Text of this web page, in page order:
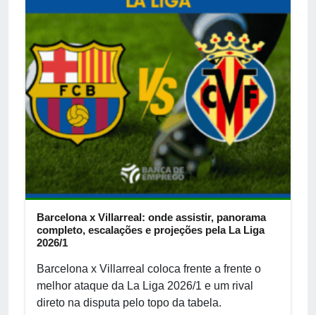
Barcelona x Villarreal: onde assistir, panorama
completo, escalações e projeções pela La Liga
2026/1
Barcelona x Villarreal coloca frente a frente o
melhor ataque da La Liga 2026/1 e um rival
direto na disputa pelo topo da tabela.